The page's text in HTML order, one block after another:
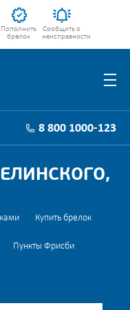
Пополнить
брелок
Сообщить о
неисправности
8 800 1000-123
Купить брелок
Пункты Фрисби